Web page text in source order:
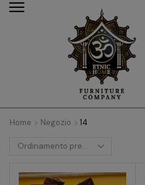
Home Negozio 14